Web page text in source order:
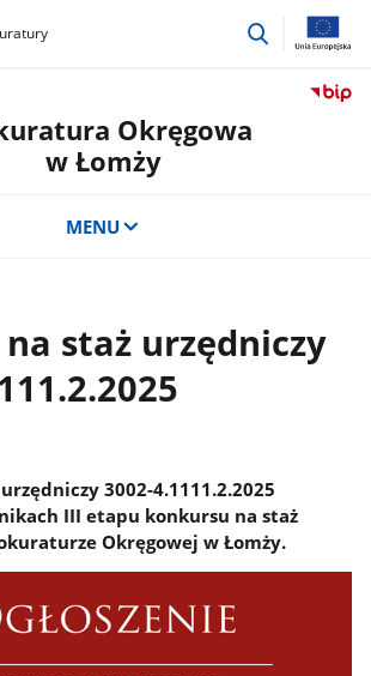
przejdź
Okręgowa
w Łomży
MENU
staż urzędniczy
3002-4.1111.2.2025
III etapu konkursu na staż
Okręgowej w Łomży.